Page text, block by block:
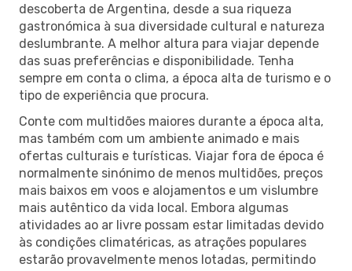
descoberta de Argentina, desde a sua riqueza
gastronómica à sua diversidade cultural e natureza
deslumbrante. A melhor altura para viajar depende
das suas preferências e disponibilidade. Tenha
sempre em conta o clima, a época alta de turismo e o
tipo de experiência que procura.
Conte com multidões maiores durante a época alta,
mas também com um ambiente animado e mais
ofertas culturais e turísticas. Viajar fora de época é
normalmente sinónimo de menos multidões, preços
mais baixos em voos e alojamentos e um vislumbre
mais autêntico da vida local. Embora algumas
atividades ao ar livre possam estar limitadas devido
às condições climatéricas, as atrações populares
estarão provavelmente menos lotadas, permitindo